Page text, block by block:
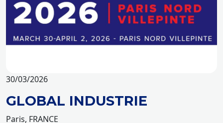
30/03/2026
GLOBAL INDUSTRIE
Paris, FRANCE